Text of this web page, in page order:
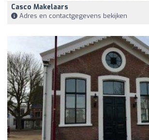
Casco Makelaars
Adres en contactgegevens bekijken